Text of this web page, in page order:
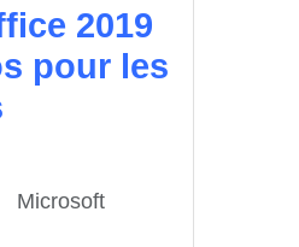
2019
pour les
Microsoft